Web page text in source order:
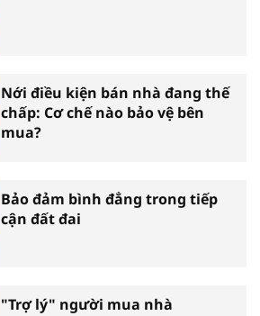
Nới điều kiện bán nhà đang thế
chấp: Cơ chế nào bảo vệ bên
mua?
Bảo đảm bình đẳng trong tiếp
cận đất đai
"Trợ lý" người mua nhà